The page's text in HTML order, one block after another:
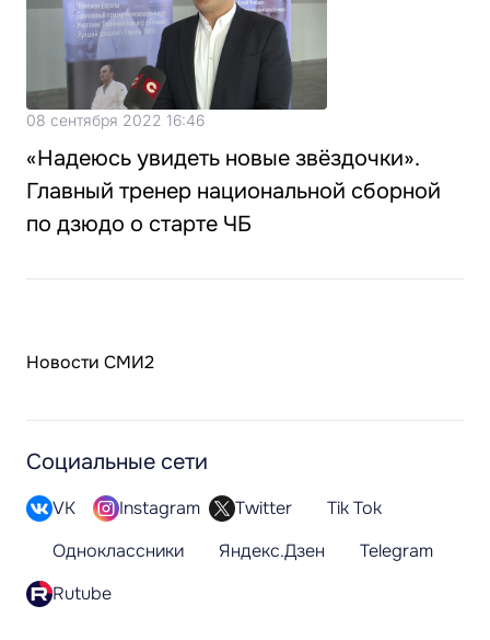
08 сентября 2022 16:46
«Надеюсь увидеть новые звёздочки».
Главный тренер национальной сборной
по дзюдо о старте ЧБ
Новости СМИ2
Социальные сети
VK Instagram Twitter
Tik Tok
Одноклассники
Яндекс.Дзен
Telegram
Rutube